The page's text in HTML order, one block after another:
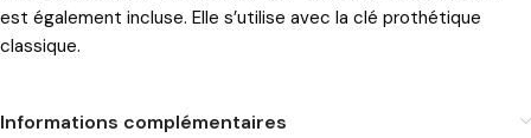
est également incluse. Elle s’utilise avec la clé prothétique
classique.
Informations complémentaires